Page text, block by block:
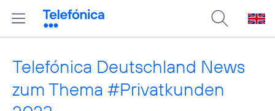
Telefónica Deutschland News
zum Thema #Privatkunden